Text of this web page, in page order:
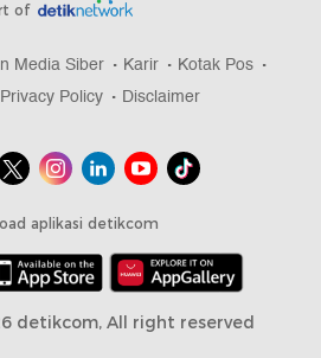
of
Media Siber Karir
Kotak Pos
Privacy Policy Disclaimer
aplikasi detikcom
detikcom, All right reserved